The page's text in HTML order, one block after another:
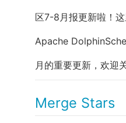
区7-8月报更新啦！
Apache
月的重要更新，欢迎
Merge Stars